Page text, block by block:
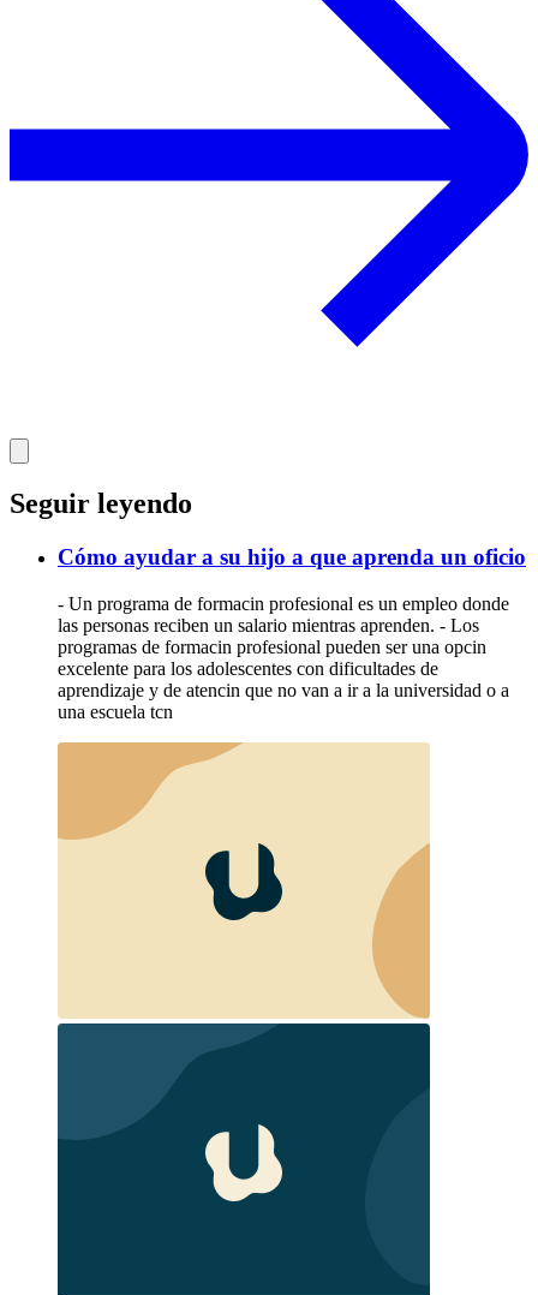
Seguir leyendo
Cómo ayudar a su hijo a que aprenda un oficio
- Un programa de formacin profesional es un empleo donde
las personas reciben un salario mientras aprenden. - Los
programas de formacin profesional pueden ser una opcin
excelente para los adolescentes con dificultades de
aprendizaje y de atencin que no van a ir a la universidad o a
una escuela tcn